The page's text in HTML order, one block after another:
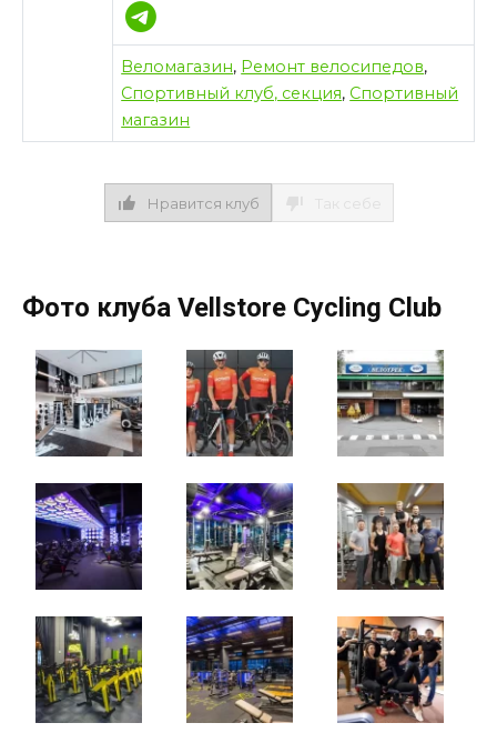
Веломагазин, Ремонт велосипедов,
Спортивный клуб, секция, Спортивный
магазин
Нравится клуб
Фото клуба Vellstore Cycling Club